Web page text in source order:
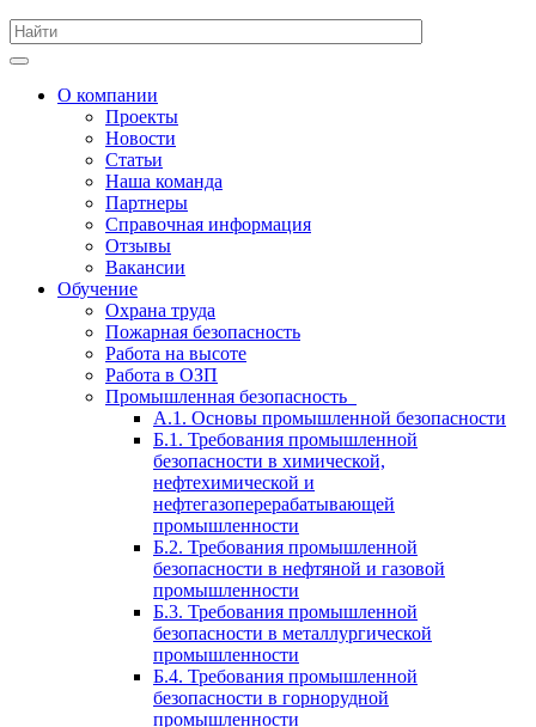
О компании
Проекты
Новости
Статьи
Наша команда
Партнеры
Справочная информация
Отзывы
Вакансии
Обучение
Охрана труда
Пожарная безопасность
Работа на высоте
Работа в ОЗП
Промышленная безопасность
А.1. Основы промышленной безопасности
Б.1. Требования промышленной
безопасности в химической,
нефтехимической и
нефтегазоперерабатывающей
промышленности
Б.2. Требования промышленной
безопасности в нефтяной и газовой
промышленности
Б.3. Требования промышленной
безопасности в металлургической
промышленности
Б.4. Требования промышленной
безопасности в горнорудной
промышленности